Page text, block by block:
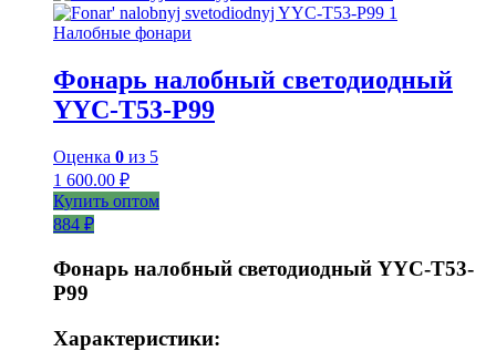
Налобные фонари
Фонарь налобный светодиодный
YYC-T53-P99
Оценка 0 из 5
1 600.00 ₽
Купить оптом
884 ₽
Фонарь налобный светодиодный YYC-T53-
P99
Характеристики: